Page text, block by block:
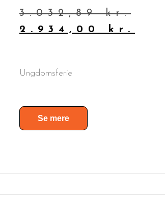
3.032,89kr.
2.934,00 kr.
Ungdomsferie
Se mere